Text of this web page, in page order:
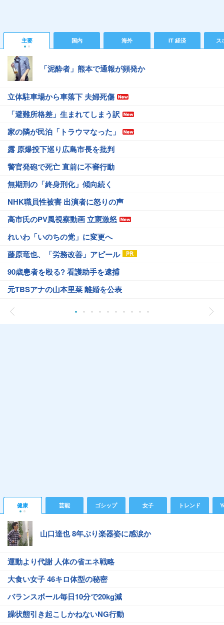
主要 国内 海外 IT 経済 ス
「泥酔者」熊本で通報が頻発か
立体駐車場から車落下 夫婦死傷
「避難所格差」生まれてしまう訳
家の隣が民泊「トラウマなった」
露 原爆投下巡り広島市長を批判
警官発砲で死亡 直前に不審行動
無期刑の「終身刑化」傾向続く
NHK職員性被害 出演者に怒りの声
高市氏のPV風視察動画 立憲激怒
れいわ「いのちの党」に変更へ
藤原竜也、「労務改善」アピール
90歳患者を殴る? 看護助手を逮捕
元TBSアナの山本里菜 離婚を公表
健康 芸能 ゴシップ 女子 トレンド
山口達也 8年ぶり楽器姿に感涙か
運動より代謝 人体の省エネ戦略
大食い女子 46キロ体型の秘密
バランスボール毎日10分で20kg減
躁状態引き起こしかねないNG行動